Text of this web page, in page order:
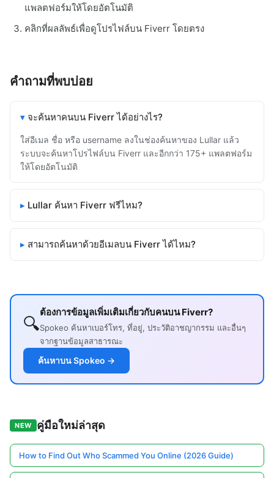
แพลตฟอร์มให้โดยอัตโนมัติ
คลิกที่ผลลัพธ์เพื่อดูโปรไฟล์บน Fiverr โดยตรง
คำถามที่พบบ่อย
จะค้นหาคนบน Fiverr ได้อย่างไร?
ใส่อีเมล ชื่อ หรือ username ลงในช่องค้นหาของ Lullar แล้ว
ระบบจะค้นหาโปรไฟล์บน Fiverr และอีกกว่า 175+ แพลตฟอร์ม
ให้โดยอัตโนมัติ
Lullar ค้นหา Fiverr ฟรีไหม?
สามารถค้นหาด้วยอีเมลบน Fiverr ได้ไหม?
🔍
ต้องการข้อมูลเพิ่มเติมเกี่ยวกับคนบน Fiverr?
Spokeo ค้นหาเบอร์โทร, ที่อยู่, ประวัติอาชญากรรม และอื่นๆ
จากฐานข้อมูลสาธารณะ
ค้นหาบน Spokeo →
NEW คู่มือใหม่ล่าสุด
How to Find Out Who Scammed You Online (2026 Guide)